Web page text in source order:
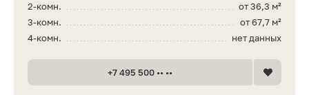
от 36,3 м²
2-комн.
от 67,7 м²
3-комн.
нет данных
4-комн.
+7 495 500 •• ••